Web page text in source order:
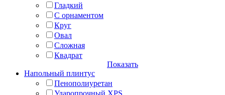
Гладкий
С орнаментом
Круг
Овал
Сложная
Квадрат
Показать
Напольный плинтус
Пенополиуретан
Ударопрочный XPS